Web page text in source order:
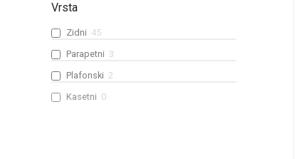
Vrsta
Zidni 45
Parapetni 3
Plafonski 2
Kasetni 0